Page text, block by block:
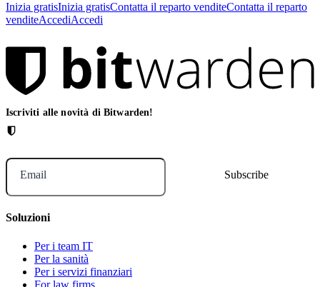
Inizia gratisInizia gratisContatta il reparto venditeContatta il reparto
venditeAccediAccedi
Iscriviti alle novità di Bitwarden!
Email
Soluzioni
Per i team IT
Per la sanità
Per i servizi finanziari
For law firms